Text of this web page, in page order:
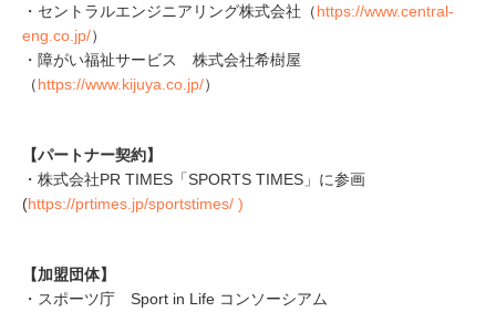
・セントラルエンジニアリング株式会社（https://www.central-
eng.co.jp/）
・障がい福祉サービス 株式会社希樹屋
（https://www.kijuya.co.jp/）
【パートナー契約】
・株式会社PR TIMES​「SPORTS TIMES」に参画
(https://prtimes.jp/sportstimes/ )
【加盟団体】
・スポーツ庁 Sport in Life コンソーシアム